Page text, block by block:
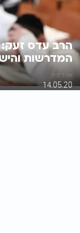
הרב עדס זעק:
המדרשות
אוהד חיון
14.05.20